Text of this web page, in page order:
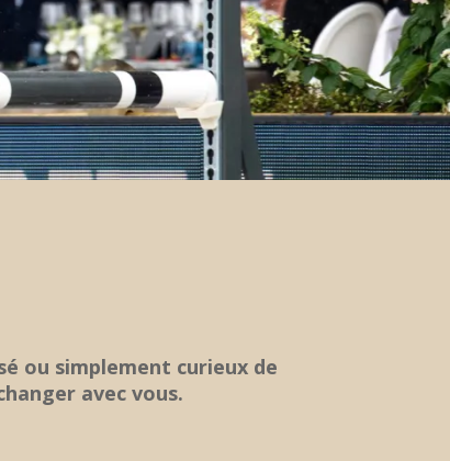
ou simplement curieux de
avec vous.